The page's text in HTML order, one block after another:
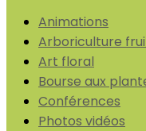
Animations
Arboriculture
Art floral
Bourse aux
Conférences
Photos vidéos